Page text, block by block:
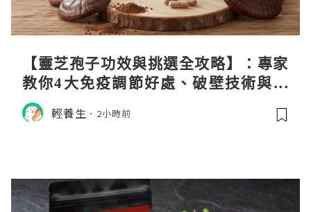
【靈芝孢子功效與挑選全攻略】：專家
教你4大免疫調節好處、破壁技術與挑
選秘訣
輕養生 2小時前